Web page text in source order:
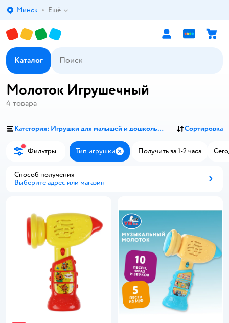
Выбор адреса доставки.
Минск Ещё
Каталог
Молоток Игрушечный
4 товара
Категория: Игрушки для малышей и дошкольников Сортировка
Фильтры Тип игрушки ЗакрытьПолучить за 1-2 часа
Способ получения
Выберите адрес или магазин